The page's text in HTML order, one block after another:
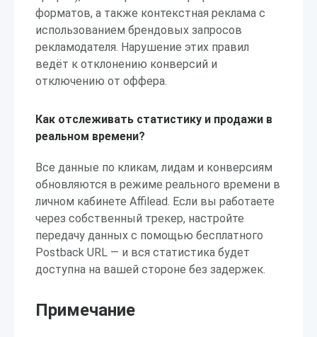
форматов, а также контекстная реклама с
использованием брендовых запросов
рекламодателя. Нарушение этих правил
ведёт к отклонению конверсий и
отключению от оффера.
Как отслеживать статистику и продажи в
реальном времени?
Все данные по кликам, лидам и конверсиям
обновляются в режиме реального времени в
личном кабинете Affilead. Если вы работаете
через собственный трекер, настройте
передачу данных с помощью бесплатного
Postback URL — и вся статистика будет
доступна на вашей стороне без задержек.
Примечание